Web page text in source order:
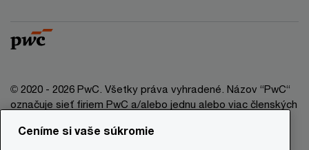
© 2020 - 2026 PwC. Všetky práva vyhradené. Názov “PwC“
označuje sieť firiem PwC a/alebo jednu alebo viac členských
informácie nájdete na stránke www.pwc.com/structure.
Ceníme si vaše súkromie